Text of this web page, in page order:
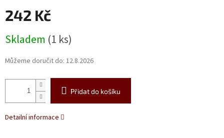
242 Kč
cena:
Skladem (1 ks)
Můžeme doručit do: 12.8.2026
Přidat do košíku
Detailní informace